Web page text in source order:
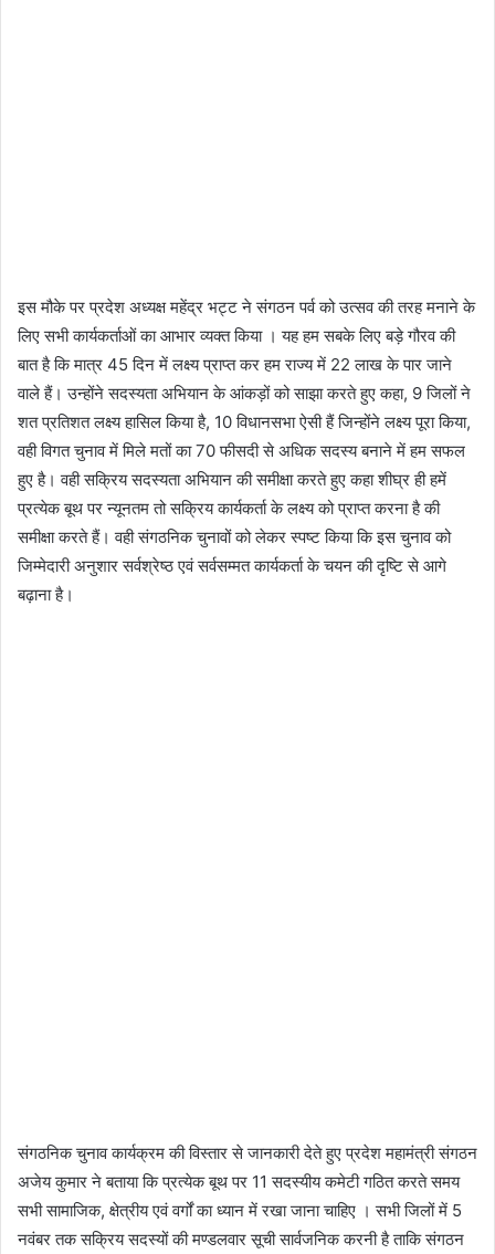
इस मौके पर प्रदेश अध्यक्ष महेंद्र भट्ट ने संगठन पर्व को उत्सव की तरह मनाने के
लिए सभी कार्यकर्ताओं का आभार व्यक्त किया । यह हम सबके लिए बड़े गौरव की
बात है कि मात्र 45 दिन में लक्ष्य प्राप्त कर हम राज्य में 22 लाख के पार जाने
वाले हैं। उन्होंने सदस्यता अभियान के आंकड़ों को साझा करते हुए कहा, 9 जिलों ने
शत प्रतिशत लक्ष्य हासिल किया है, 10 विधानसभा ऐसी हैं जिन्होंने लक्ष्य पूरा किया,
वही विगत चुनाव में मिले मतों का 70 फीसदी से अधिक सदस्य बनाने में हम सफल
हुए है। वही सक्रिय सदस्यता अभियान की समीक्षा करते हुए कहा शीघ्र ही हमें
प्रत्येक बूथ पर न्यूनतम तो सक्रिय कार्यकर्ता के लक्ष्य को प्राप्त करना है की
समीक्षा करते हैं। वही संगठनिक चुनावों को लेकर स्पष्ट किया कि इस चुनाव को
जिम्मेदारी अनुशार सर्वश्रेष्ठ एवं सर्वसम्मत कार्यकर्ता के चयन की दृष्टि से आगे
बढ़ाना है।
संगठनिक चुनाव कार्यक्रम की विस्तार से जानकारी देते हुए प्रदेश महामंत्री संगठन
अजेय कुमार ने बताया कि प्रत्येक बूथ पर 11 सदस्यीय कमेटी गठित करते समय
सभी सामाजिक, क्षेत्रीय एवं वर्गों का ध्यान में रखा जाना चाहिए । सभी जिलों में 5
नवंबर तक सक्रिय सदस्यों की मण्डलवार सूची सार्वजनिक करनी है ताकि संगठन